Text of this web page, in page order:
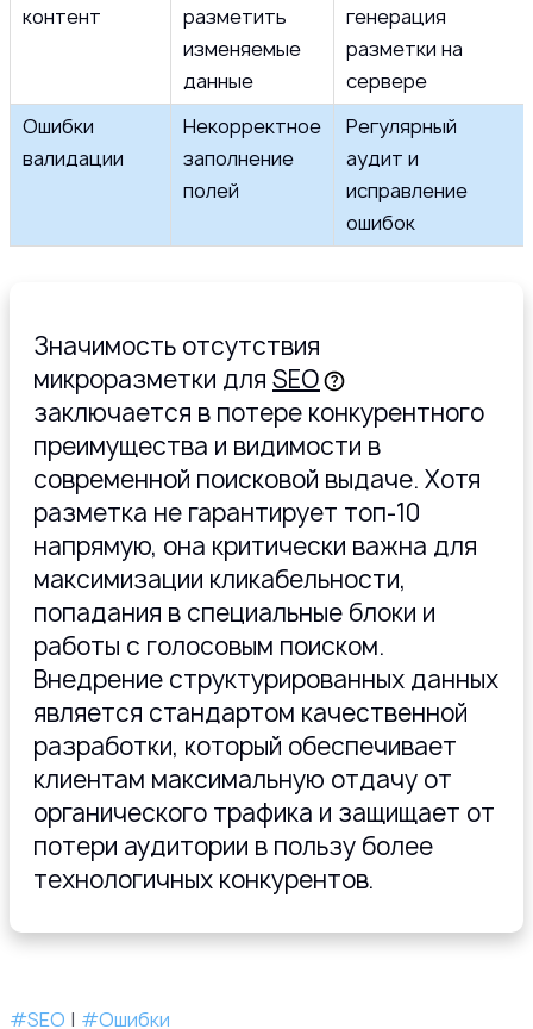
контент
разметить
изменяемые
данные
генерация
разметки на
сервере
Ошибки
валидации
Некорректное
заполнение
полей
Регулярный
аудит и
исправление
ошибок
Значимость отсутствия
микроразметки для SEO
заключается в потере конкурентного
преимущества и видимости в
современной поисковой выдаче. Хотя
разметка не гарантирует топ-10
напрямую, она критически важна для
максимизации кликабельности,
попадания в специальные блоки и
работы с голосовым поиском.
Внедрение структурированных данных
является стандартом качественной
разработки, который обеспечивает
клиентам максимальную отдачу от
органического трафика и защищает от
потери аудитории в пользу более
технологичных конкурентов.
#SEO | #Ошибки